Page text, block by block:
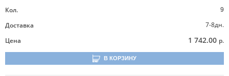
Кол.
9
Доставка
7-8дн.
Цена
1 742.00 р.
В КОРЗИНУ